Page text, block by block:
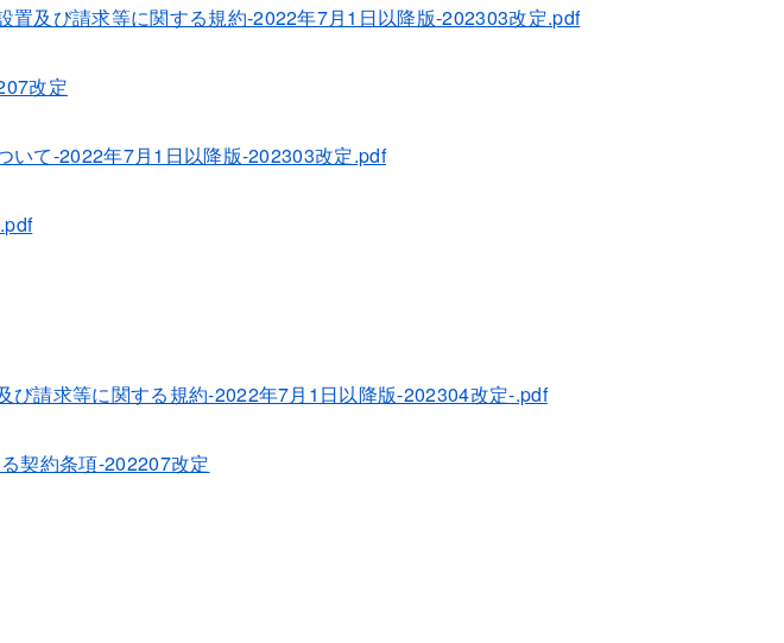
置及び請求等に関する規約-2022年7月1日以降版-202303改定.pdf
改定
いて-2022年7月1日以降版-202303改定.pdf
び請求等に関する規約-2022年7月1日以降版-202304改定-.pdf
契約条項-202207改定